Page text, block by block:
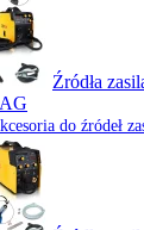
Źródła
do źródeł